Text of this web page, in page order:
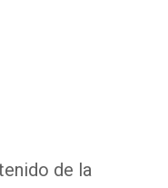
de la